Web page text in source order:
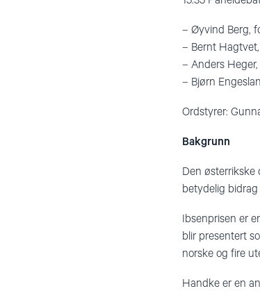
– Øyvind Berg,
– Bernt
– Anders
– Bjørn
Ordstyrer:
Bakgrunn
Den østerrikske
betydelig
Ibsenprisen er
blir presentert
norske og fire
Handke er en